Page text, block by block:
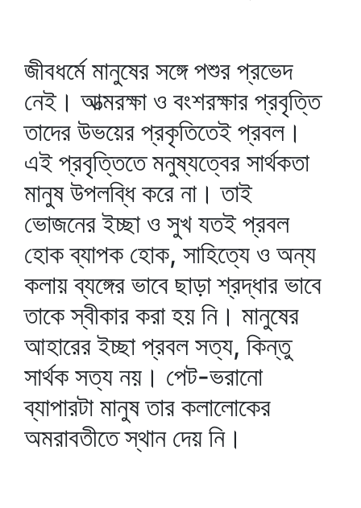
জীবধর্মে মানুষের সঙ্গে পশুর প্রভেদ
নেই। আত্মরক্ষা ও বংশরক্ষার প্রবৃত্তি
তাদের উভয়ের প্রকৃতিতেই প্রবল।
এই প্রবৃত্তিতে মনুষ্যত্বের সার্থকতা
মানুষ উপলব্ধি করে না। তাই
ভোজনের ইচ্ছা ও সুখ যতই প্রবল
হোক ব্যাপক হোক, সাহিত্যে ও অন্য
কলায় ব্যঙ্গের ভাবে ছাড়া শ্রদ্ধার ভাবে
তাকে স্বীকার করা হয় নি। মানুষের
আহারের ইচ্ছা প্রবল সত্য, কিন্তু
সার্থক সত্য নয়। পেট-ভরানো
ব্যাপারটা মানুষ তার কলালোকের
অমরাবতীতে স্থান দেয় নি।